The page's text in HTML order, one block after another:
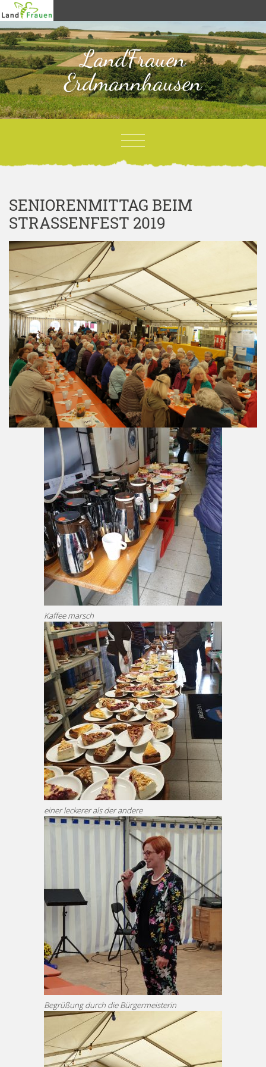
LandFrauen
Erdmannhausen
SENIORENMITTAG BEIM
STRASSENFEST 2019
Kaffee marsch
einer leckerer als der andere
Begrüßung durch die Bürgermeisterin